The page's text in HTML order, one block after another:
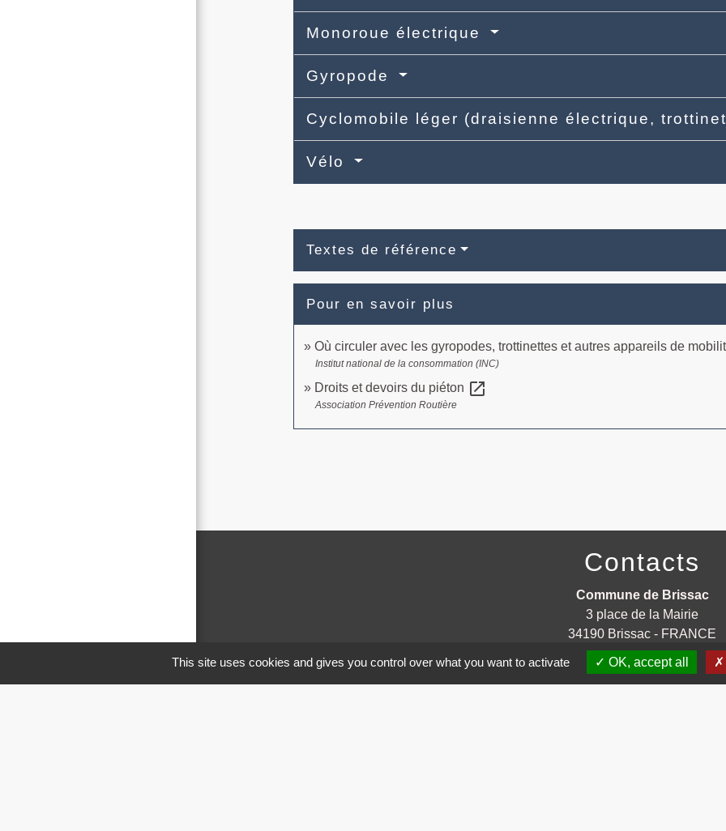
Monoroue électrique
Gyropode
Cyclomobile léger (draisienne électrique,
Vélo
Textes de référence
Pour en savoir plus
Où circuler avec les gyropodes, trottinettes et autres appareils de
Institut national de la consommation (INC)
Droits et devoirs du piéton open_in_new
Association Prévention Routière
Contacts
Commune de Brissac
3 place de la Mairie
34190 Brissac - FRANCE
+33 4 67 73 71 56
This site uses cookies and gives you control over what you want to activate OK, accept all